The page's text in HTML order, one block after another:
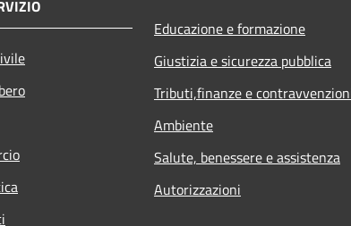
Educazione e formazione
Giustizia e sicurezza pubblica
Tributi,finanze e
Ambiente
Salute, benessere e assistenza
Autorizzazioni